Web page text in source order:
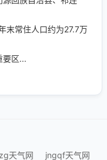
末常住人口约为27.7万
要区...
天气网 jngqf天气网